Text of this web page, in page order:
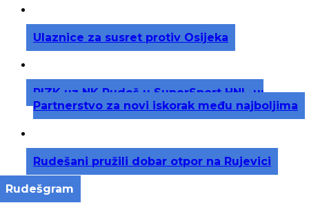
Ulaznice za susret protiv Osijeka
RIZK uz NK Rudeš u SuperSport HNL-u:
Partnerstvo za novi iskorak među najboljima
Rudešani pružili dobar otpor na Rujevici
Rudešgram